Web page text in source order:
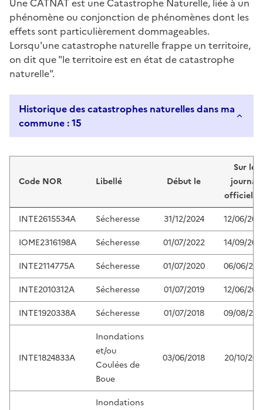
Une CATNAT est une Catastrophe Naturelle, liée à un
phénomène ou conjonction de phénomènes dont les
effets sont particulièrement dommageables.
Lorsqu'une catastrophe naturelle frappe un territoire,
on dit que "le territoire est en état de catastrophe
naturelle".
Historique des catastrophes naturelles dans ma
commune : 15
Code NOR Libellé Début le
Sur le
journal
officiel
INTE2615534A
Sécheresse 31/12/2024
12/06/
IOME2316198A
Sécheresse 01/07/2022
14/09/
INTE2114775A
Sécheresse 01/07/2020
06/06/
INTE2010312A
Sécheresse 01/07/2019
12/06/
INTE1920338A
Sécheresse 01/07/2018 09/08/
INTE1824833A
Inondations
et/ou
Coulées de
Boue
03/06/2018 20/10/
Inondations